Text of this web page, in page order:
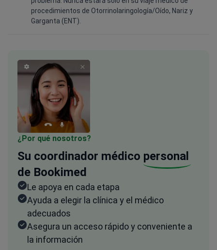
procedimientos de Otorrinolaringología/Oído, Nariz y
Garganta (ENT).
¿Por qué nosotros?
Su coordinador médico personal
de Bookimed
Le apoya en cada etapa
Ayuda a elegir la clínica y el médico
adecuados
Asegura un acceso rápido y conveniente a
la información